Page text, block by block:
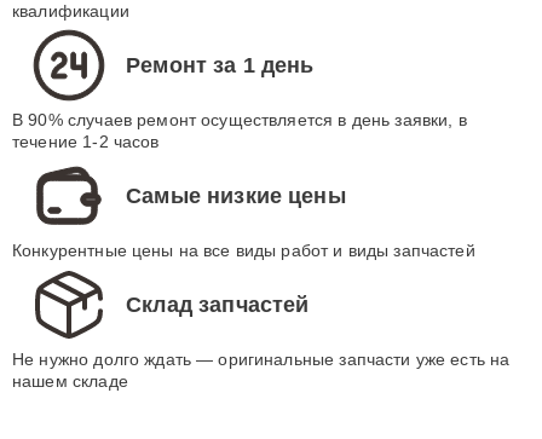
квалификации
Ремонт за 1 день
В 90% случаев ремонт осуществляется в день заявки, в
течение 1-2 часов
Самые низкие цены
Конкурентные цены на все виды работ и виды запчастей
Склад запчастей
Не нужно долго ждать — оригинальные запчасти уже есть на
нашем складе